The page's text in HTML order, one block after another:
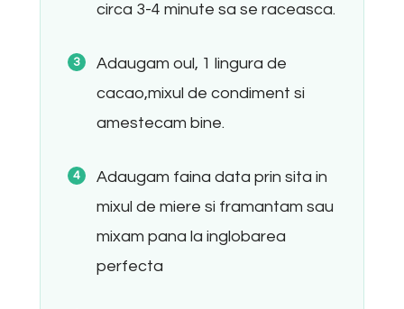
circa 3-4 minute sa se raceasca.
Adaugam oul, 1 lingura de
cacao,mixul de condiment si
amestecam bine.
Adaugam faina data prin sita in
mixul de miere si framantam sau
mixam pana la inglobarea
perfecta